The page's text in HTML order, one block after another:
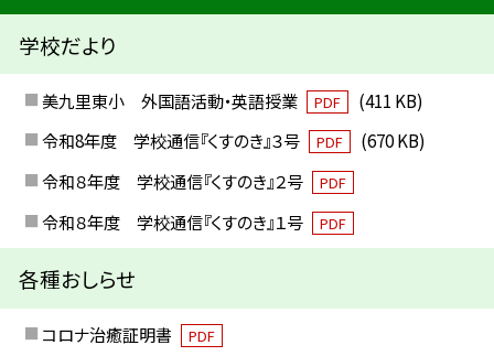
学校だより
美九里東小 外国語活動・英語授業 PDF
(411 KB)
令和8年度 学校通信『くすのき』３号
PDF
(670 KB)
令和８年度 学校通信『くすのき』２号
PDF
令和８年度 学校通信『くすのき』１号 PDF
各種おしらせ
コロナ治癒証明書 PDF